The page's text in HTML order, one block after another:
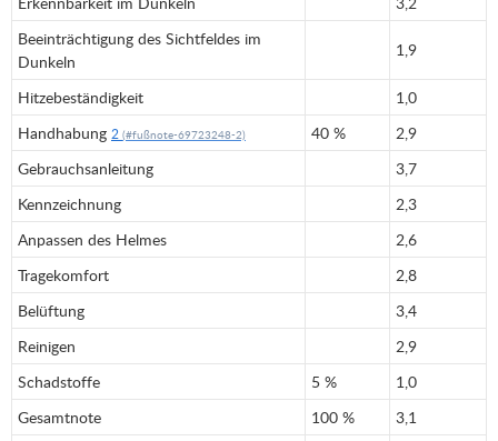
Beeinträchtigung des Sichtfeldes im
Dunkeln
1,9
Hitzebeständigkeit
1,0
Handhabung 2 40 %
2,9
Gebrauchsanleitung
3,7
Kennzeichnung
2,3
Anpassen des Helmes
2,6
Tragekomfort
2,8
Belüftung
3,4
Reinigen
2,9
Schadstoffe
5 %
1,0
Gesamtnote
100 % 3,1